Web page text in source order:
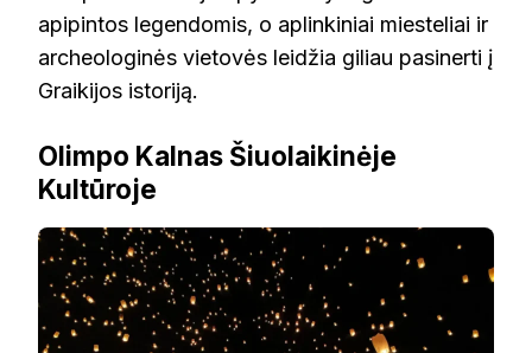
apipintos legendomis, o aplinkiniai miesteliai ir
archeologinės vietovės leidžia giliau pasinerti į
Graikijos istoriją.
Olimpo Kalnas Šiuolaikinėje
Kultūroje